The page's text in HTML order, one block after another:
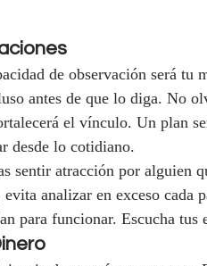
de observación será
antes de que lo diga. No
el vínculo. Un plan
desde lo cotidiano.
sentir atracción por alguien
analizar en exceso cada
para funcionar. Escucha